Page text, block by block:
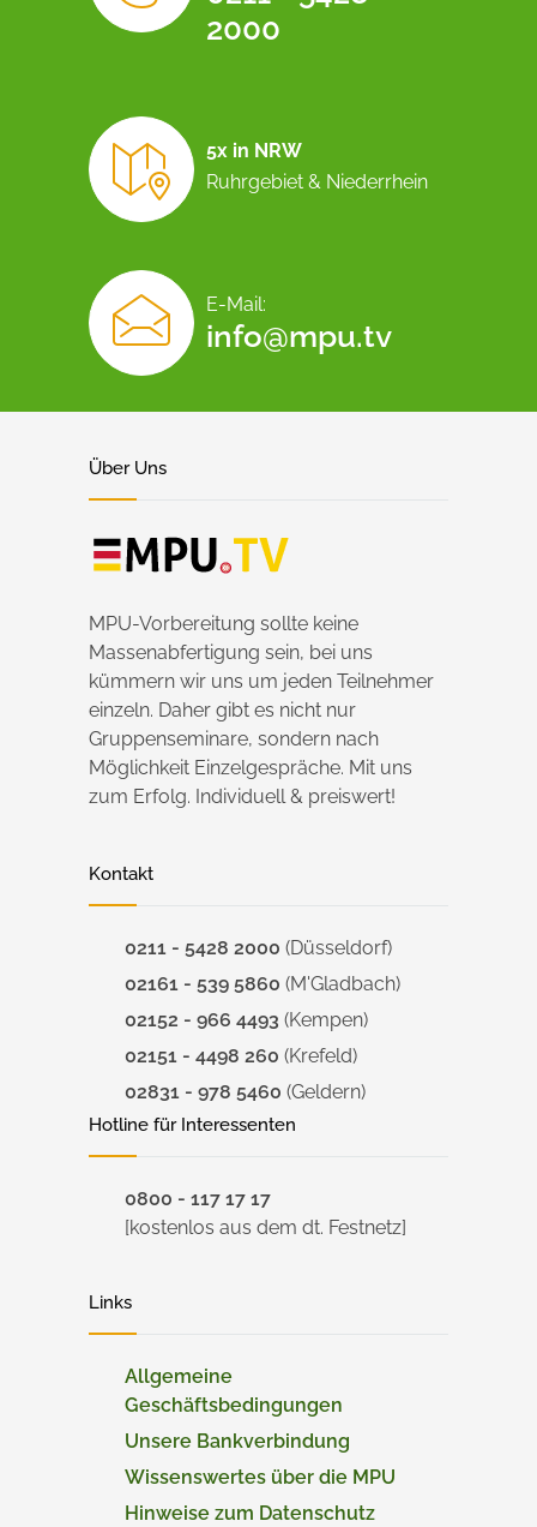
2000
5x in NRW
Ruhrgebiet & Niederrhein
E-Mail:
info@mpu.tv
Über Uns
MPU-Vorbereitung sollte keine
Massenabfertigung sein, bei uns
kümmern wir uns um jeden Teilnehmer
einzeln. Daher gibt es nicht nur
Gruppenseminare, sondern nach
Möglichkeit Einzelgespräche. Mit uns
zum Erfolg. Individuell & preiswert!
Kontakt
0211 - 5428 2000 (Düsseldorf)
02161 - 539 5860 (M'Gladbach)
02152 - 966 4493 (Kempen)
02151 - 4498 260 (Krefeld)
02831 - 978 5460 (Geldern)
Hotline für Interessenten
0800 - 117 17 17
[kostenlos aus dem dt. Festnetz]
Links
Allgemeine
Geschäftsbedingungen
Unsere Bankverbindung
Wissenswertes über die MPU
Hinweise zum Datenschutz